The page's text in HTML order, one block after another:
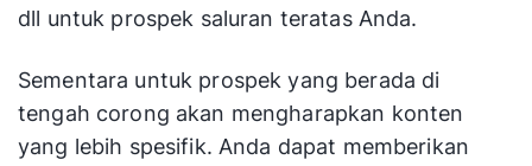
dll untuk prospek saluran teratas Anda.
Sementara untuk prospek yang berada di
tengah corong akan mengharapkan konten
yang lebih spesifik. Anda dapat memberikan